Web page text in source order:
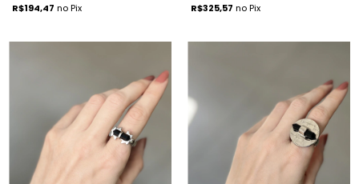
R$194,47 no Pix
R$325,57 no Pix